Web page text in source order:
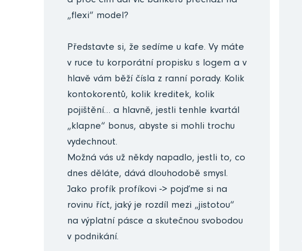
„flexi“ model?
Představte si, že sedíme u kafe. Vy máte
v ruce tu korporátní propisku s logem a v
hlavě vám běží čísla z ranní porady. Kolik
kontokorentů, kolik kreditek, kolik
pojištění… a hlavně, jestli tenhle kvartál
„klapne“ bonus, abyste si mohli trochu
vydechnout.
Možná vás už někdy napadlo, jestli to, co
dnes děláte, dává dlouhodobě smysl.
Jako profík profíkovi -> pojďme si na
rovinu říct, jaký je rozdíl mezi „jistotou“
na výplatní pásce a skutečnou svobodou
v podnikání.